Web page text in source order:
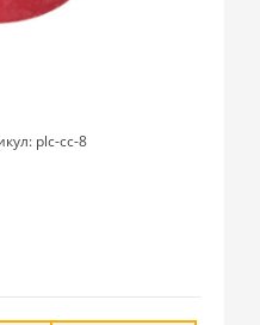
plc-cc-8